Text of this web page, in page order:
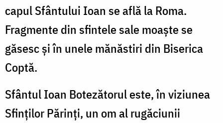
capul Sfântului Ioan se află la Roma.
Fragmente din sfintele sale moaște se
găsesc și în unele mănăstiri din Biserica
Coptă.
Sfântul Ioan Botezătorul este, în viziunea
Sfinților Părinți, un om al rugăciunii